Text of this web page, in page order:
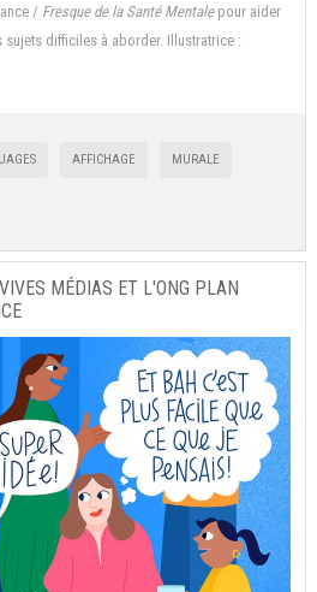
/ Fresque de la Santé Mentalepour aider
sujets difficiles à aborder. Illustratrice :
AFFICHAGE MURALE
MÉDIAS ET L'ONG PLAN